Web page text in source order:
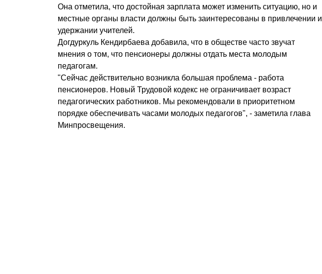
Она отметила, что достойная зарплата может изменить ситуацию, но и
местные органы власти должны быть заинтересованы в привлечении и
удержании учителей.
Догдуркуль Кендирбаева добавила, что в обществе часто звучат
мнения о том, что пенсионеры должны отдать места молодым
педагогам.
"Сейчас действительно возникла большая проблема - работа
пенсионеров. Новый Трудовой кодекс не ограничивает возраст
педагогических работников. Мы рекомендовали в приоритетном
порядке обеспечивать часами молодых педагогов", - заметила глава
Минпросвещения.